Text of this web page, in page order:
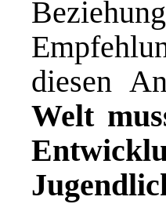
diesen
Welt